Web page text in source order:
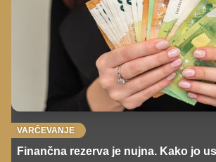
VARČEVANJE
Finančna rezerva je nujna. Kako jo